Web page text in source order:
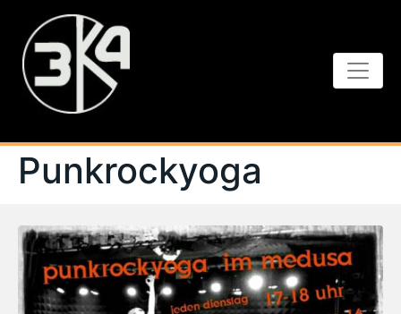
Punkrockyoga